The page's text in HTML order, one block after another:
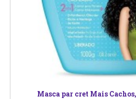
Masca par cret Mais